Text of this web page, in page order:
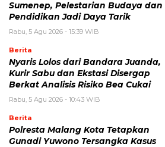
Sumenep, Pelestarian Budaya dan
Pendidikan Jadi Daya Tarik
Rabu, 5 Agu 2026 - 15:39 WIB
Berita
Nyaris Lolos dari Bandara Juanda,
Kurir Sabu dan Ekstasi Disergap
Berkat Analisis Risiko Bea Cukai
Rabu, 5 Agu 2026 - 10:43 WIB
Berita
Polresta Malang Kota Tetapkan
Gunadi Yuwono Tersangka Kasus